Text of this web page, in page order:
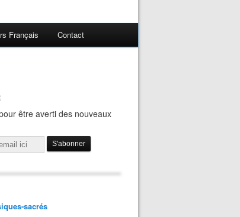
Français Contact
être averti des nouveaux
sacrés